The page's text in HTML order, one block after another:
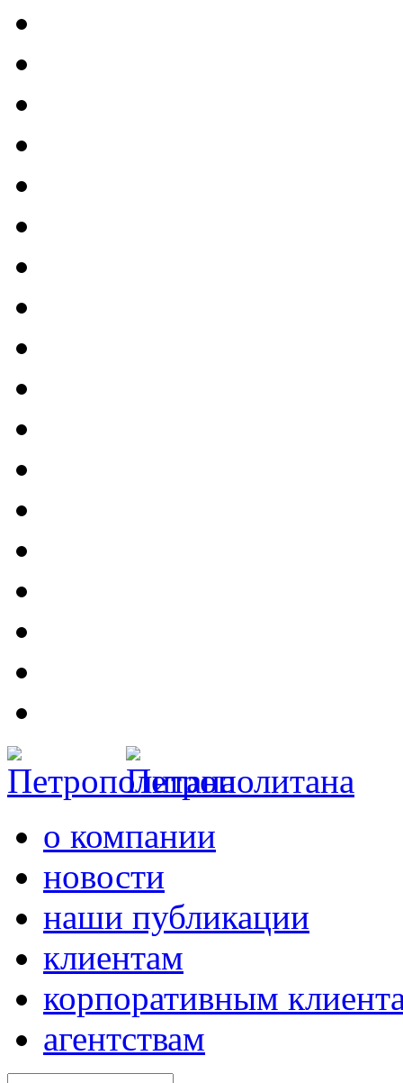
о компании
новости
наши публикации
клиентам
корпоративным
агентствам